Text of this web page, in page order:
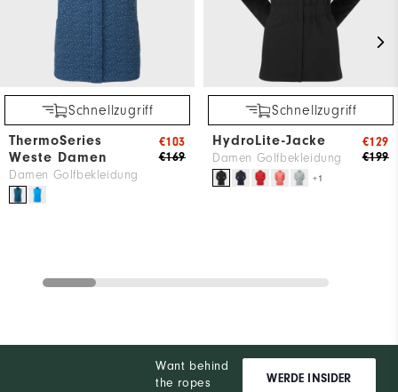
Schnellzugriff
ThermoSeries
Weste Damen
Damen Golfbekleidung
€169
€103
Schnellzugriff
HydroLite-Jacke
Damen Golfbekleidung
+1
€199
€129
Want behind
the ropes
WERDE INSIDER